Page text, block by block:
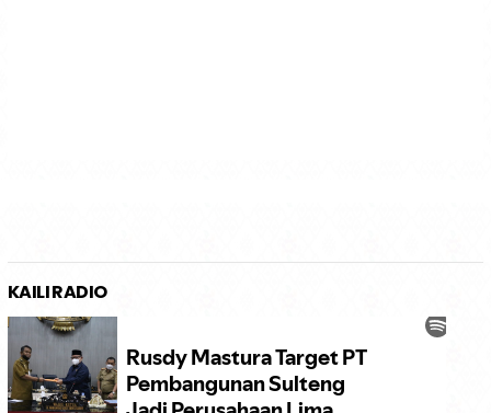
KAILI RADIO